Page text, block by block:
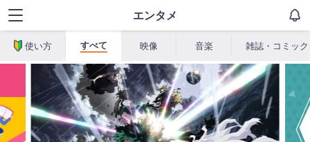
エンタメ
使い方 すべて 映像 音楽 雑誌・コミック